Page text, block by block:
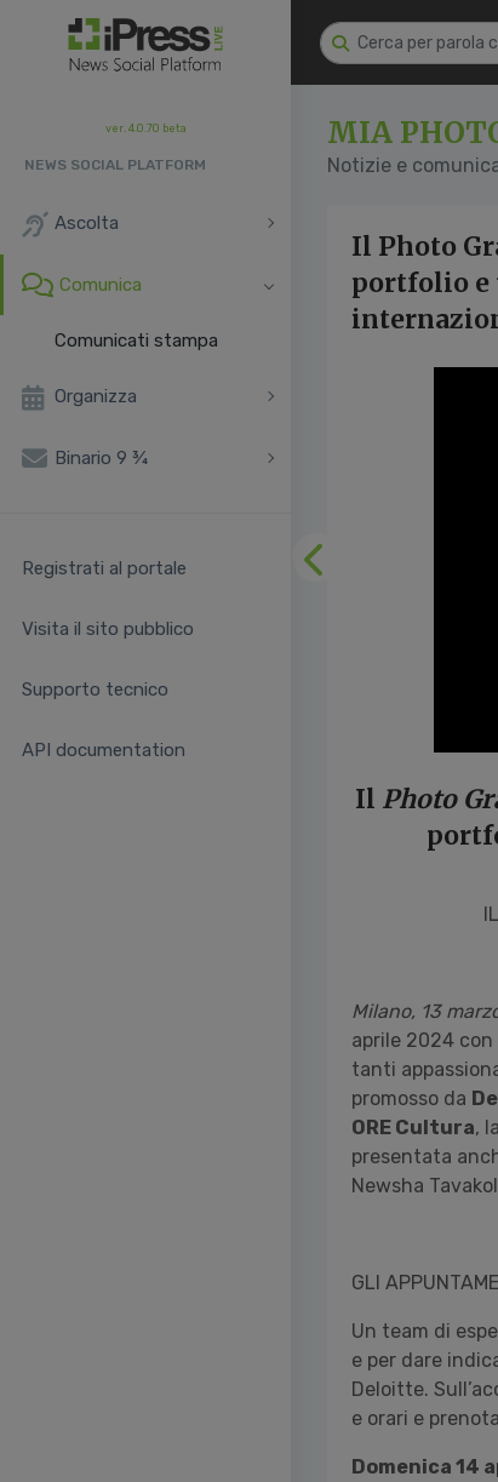
ver. 4.0.70 beta
NEWS SOCIAL PLATFORM
Ascolta
Comunica
Comunicati stampa
Organizza
Binario 9 ¾
Registrati al portale
Visita il sito pubblico
Supporto tecnico
API documentation
MIA
Notizie e
Il Photo
portfolio e
Precedente
Il Photo
Milano, 13
aprile 2024
tanti
promosso da
ORE Cultura,
presentata
Newsha
GLI
Un team di
e per dare
Deloitte.
e orari e
Domenica 14